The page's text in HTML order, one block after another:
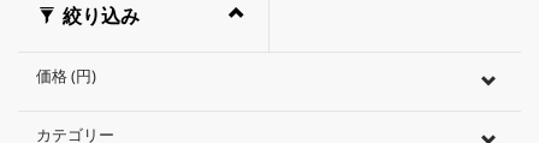
絞り込み
価格 (円)
カテゴリー